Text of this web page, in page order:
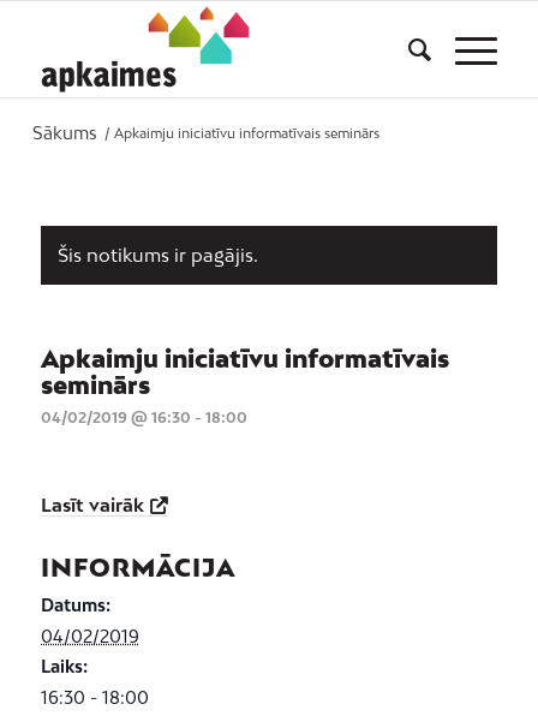
Sākums / Apkaimju iniciatīvu informatīvais seminārs
Šis notikums ir pagājis.
Apkaimju iniciatīvu informatīvais
seminārs
04/02/2019 @ 16:30 - 18:00
Lasīt vairāk
INFORMĀCIJA
Datums:
04/02/2019
Laiks:
16:30 - 18:00